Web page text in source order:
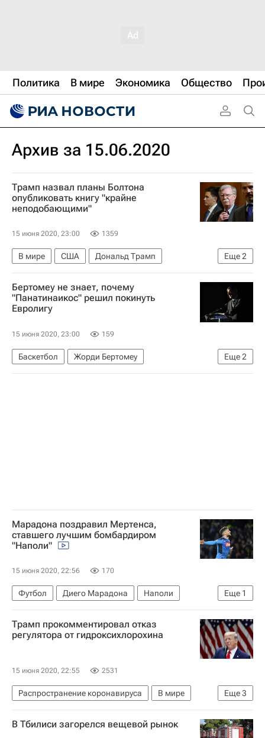
Политика В мире Экономика Общество
Архив за 15.06.2020
Трамп назвал планы Болтона
опубликовать книгу "крайне
неподобающими"
15 июня 2020, 23:00 1359
Еще2
В мире США
Дональд Трамп
Джон Болтон
Уильям Барр
Бертомеу не знает, почему
"Панатинаикос" решил покинуть
Евролигу
15 июня 2020, 23:00 159
Еще2
Баскетбол
Жорди Бертомеу
Димитрис Яннакопулос
Панатинаикос
Марадона поздравил Мертенса,
ставшего лучшим бомбардиром
"Наполи"
15 июня 2020, 22:56 170
Еще 1
Футбол Диего Марадона
Наполи
Дрис Мертенс
Трамп прокомментировал отказ
регулятора от гидроксихлорохина
15 июня 2020, 22:55 2531
Еще3
Распространение коронавируса
В мире
США
Дональд Трамп
Коронавирус COVID-19
В Тбилиси загорелся вещевой рынок